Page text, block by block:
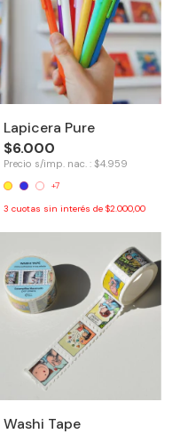
Lapicera Pure
$6.000
Precio s/imp. nac. : $4.959
+7
3 cuotas sin interés de $2.000,00
Washi Tape